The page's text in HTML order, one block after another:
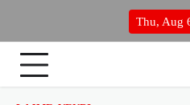
Thu, Aug